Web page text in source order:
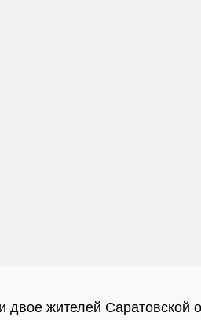
двое жителей Саратовской